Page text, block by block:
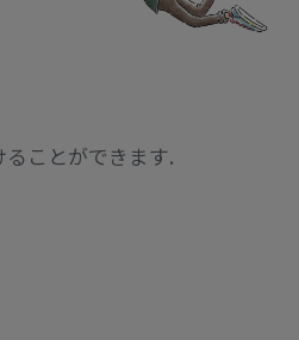
ことができます.